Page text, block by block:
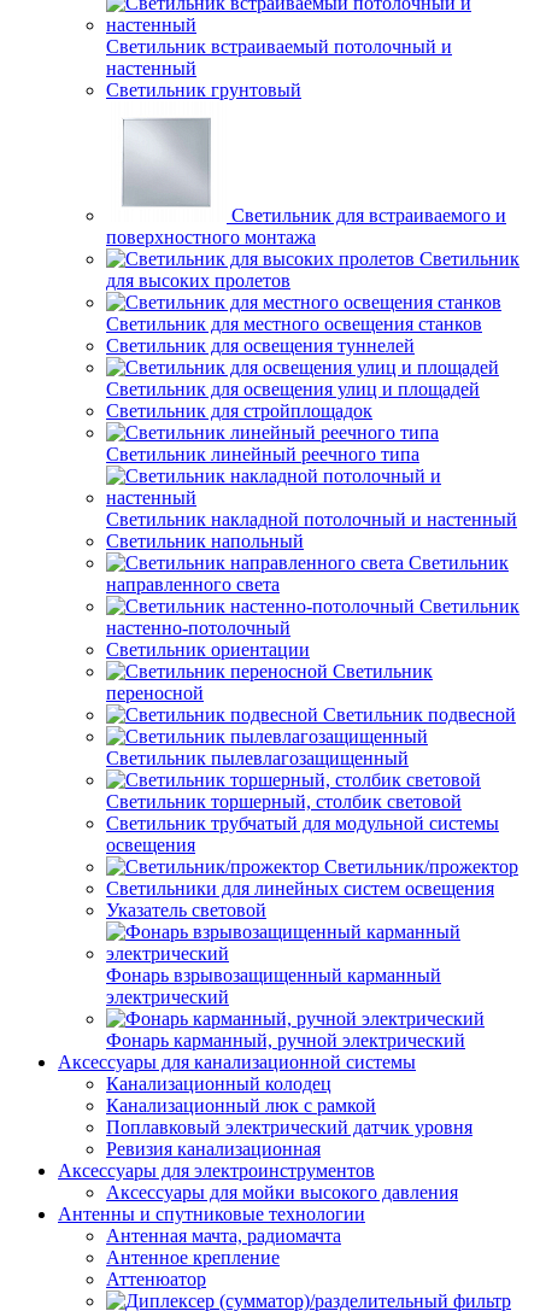
Светильник встраиваемый потолочный и
настенный
Светильник грунтовый
Светильник для встраиваемого и
поверхностного монтажа
Светильник
для высоких пролетов
Светильник для местного освещения станков
Светильник для освещения туннелей
Светильник для освещения улиц и площадей
Светильник для стройплощадок
Светильник линейный реечного типа
Светильник накладной потолочный и настенный
Светильник напольный
Светильник
направленного света
Светильник
настенно-потолочный
Светильник ориентации
Светильник
переносной
Светильник подвесной
Светильник пылевлагозащищенный
Светильник торшерный, столбик световой
Светильник трубчатый для модульной системы
освещения
Светильник/прожектор
Светильники для линейных систем освещения
Указатель световой
Фонарь взрывозащищенный карманный
электрический
Фонарь карманный, ручной электрический
Аксессуары для канализационной системы
Канализационный колодец
Канализационный люк с рамкой
Поплавковый электрический датчик уровня
Ревизия канализационная
Аксессуары для электроинструментов
Аксессуары для мойки высокого давления
Антенны и спутниковые технологии
Антенная мачта, радиомачта
Антенное крепление
Аттенюатор